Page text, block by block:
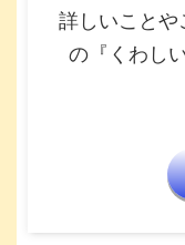
詳しいことや
の『くわし